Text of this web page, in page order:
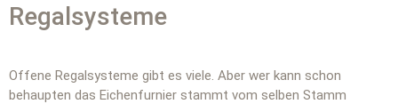
Regalsysteme
Offene Regalsysteme gibt es viele. Aber wer kann schon
behaupten das Eichenfurnier stammt vom selben Stamm